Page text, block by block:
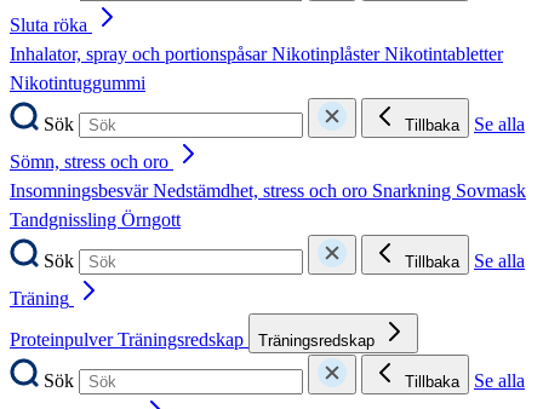
Sluta röka
Inhalator, spray och portionspåsarNikotinplåsterNikotintabletter
Nikotintuggummi
Sök
Tillbaka
Se alla
Sömn, stress och oro
InsomningsbesvärNedstämdhet, stress och oro Snarkning Sovmask
Tandgnissling Örngott
Sök
Tillbaka
Se alla
Träning
ProteinpulverTräningsredskap Träningsredskap
Sök Tillbaka
Se alla